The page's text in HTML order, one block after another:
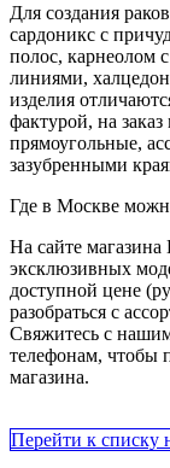
Для создания
сардоникс с
полос, карнеолом
линиями,
изделия
фактурой, на
прямоугольные,
зазубренными
Где в Москве
На сайте
эксклюзивных
доступной цене
разобраться с
Свяжитесь с
телефонам, чтобы
магазина.
Перейти к списку